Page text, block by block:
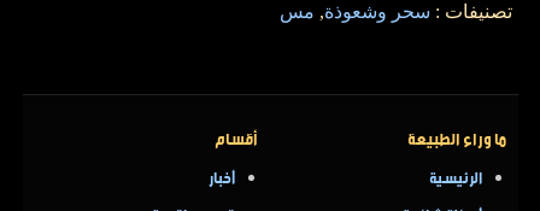
تصنيفات : سحر وشعوذة, مس
ما وراء الطبيعة
الرئيسية
أقسام
أخبار